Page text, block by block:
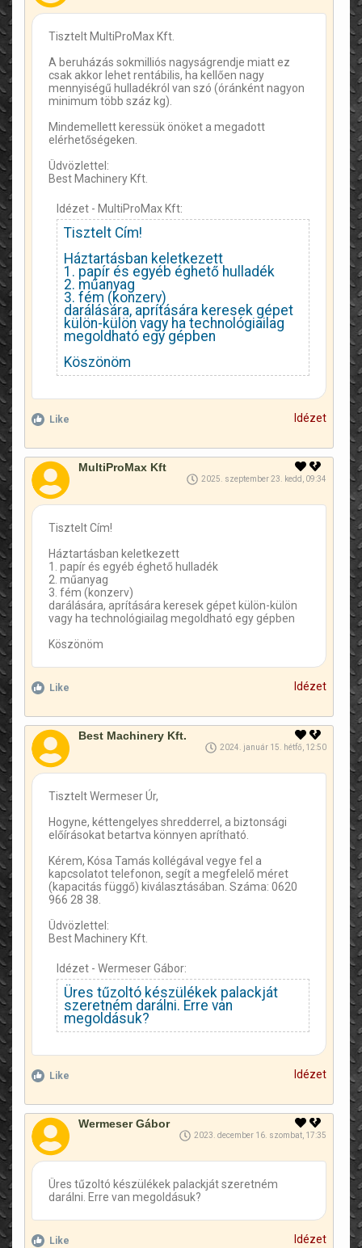
Tisztelt MultiProMax Kft.
A beruházás sokmilliós nagyságrendje miatt ez
csak akkor lehet rentábilis, ha kellően nagy
mennyiségű hulladékról van szó (óránként nagyon
minimum több száz kg).
Mindemellett keressük önöket a megadott
elérhetőségeken.
Üdvözlettel:
Best Machinery Kft.
Idézet - MultiProMax Kft:
Tisztelt Cím!
Háztartásban keletkezett
1. papír és egyéb éghető hulladék
2. műanyag
3. fém (konzerv)
darálására, aprítására keresek gépet
külön-külön vagy ha technológiailag
megoldható egy gépben
Köszönöm
Like Idézet
MultiProMax Kft
2025. szeptember 23. kedd, 09:34
Tisztelt Cím!
Háztartásban keletkezett
1. papír és egyéb éghető hulladék
2. műanyag
3. fém (konzerv)
darálására, aprítására keresek gépet külön-külön
vagy ha technológiailag megoldható egy gépben
Köszönöm
Like Idézet
Best Machinery Kft.
2024. január 15. hétfő, 12:50
Tisztelt Wermeser Úr,
Hogyne, kéttengelyes shredderrel, a biztonsági
előírásokat betartva könnyen aprítható.
Kérem, Kósa Tamás kollégával vegye fel a
kapcsolatot telefonon, segít a megfelelő méret
(kapacitás függő) kiválasztásában. Száma: 0620
966 28 38.
Üdvözlettel:
Best Machinery Kft.
Idézet - Wermeser Gábor:
Üres tűzoltó készülékek palackját
szeretném darálni. Erre van
megoldásuk?
Like Idézet
Wermeser Gábor
2023. december 16. szombat, 17:35
Üres tűzoltó készülékek palackját szeretném
darálni. Erre van megoldásuk?
Like Idézet